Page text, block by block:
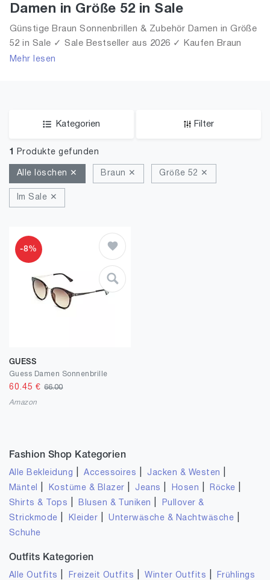
Damen in Größe 52 in Sale
Günstige Braun Sonnenbrillen & Zubehör Damen in Größe
52 in Sale ✓ Sale Bestseller aus 2026 ✓ Kaufen Braun
Sonnenbrillen & Zubehör für Frauen in Größe 52 in Sale!
Mehr lesen
Kategorien Filter
1 Produkte gefunden
Alle löschen ✕ Braun ✕ Größe 52 ✕
Im Sale ✕
-8%
GUESS
Guess Damen Sonnenbrille
60.45 €66.00
Amazon
Fashion Shop Kategorien
Alle Bekleidung |Accessoires Jacken & Westen
Mäntel Kostüme & Blazer Jeans Hosen Röcke
Shirts & Tops Blusen & Tuniken
Pullover &
Strickmode
Kleider |Unterwäsche & Nachtwäsche
Schuhe
Outfits Kategorien
Alle Outfits Freizeit Outfits |Winter Outfits
Frühlings